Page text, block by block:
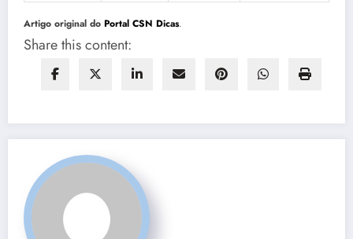
Artigo original do Portal CSN Dicas.
Share this content: